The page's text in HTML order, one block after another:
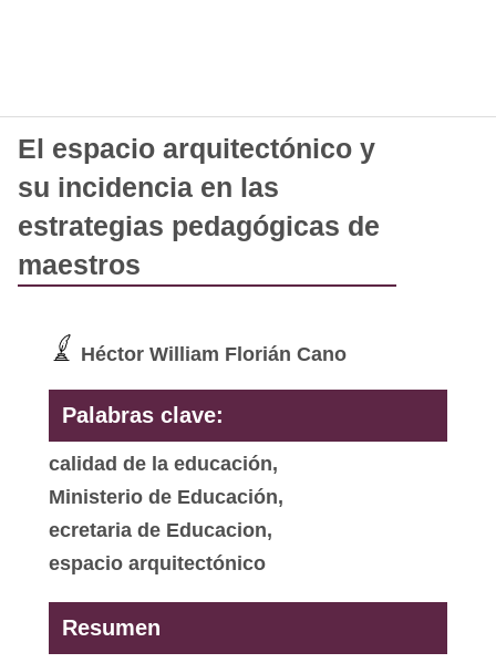
El espacio arquitectónico y
su incidencia en las
estrategias pedagógicas de
maestros
Héctor William Florián Cano
Palabras clave:
calidad de la educación,
Ministerio de Educación,
ecretaria de Educacion,
espacio arquitectónico
Resumen